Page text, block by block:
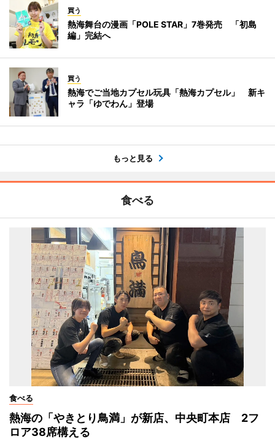
買う
熱海舞台の漫画「POLE STAR」7巻発売 「初島
編」完結へ
買う
熱海でご当地カプセル玩具「熱海カプセル」 新キ
ャラ「ゆでわん」登場
もっと見る
食べる
食べる
熱海の「やきとり鳥満」が新店、中央町本店 2フ
ロア38席構える